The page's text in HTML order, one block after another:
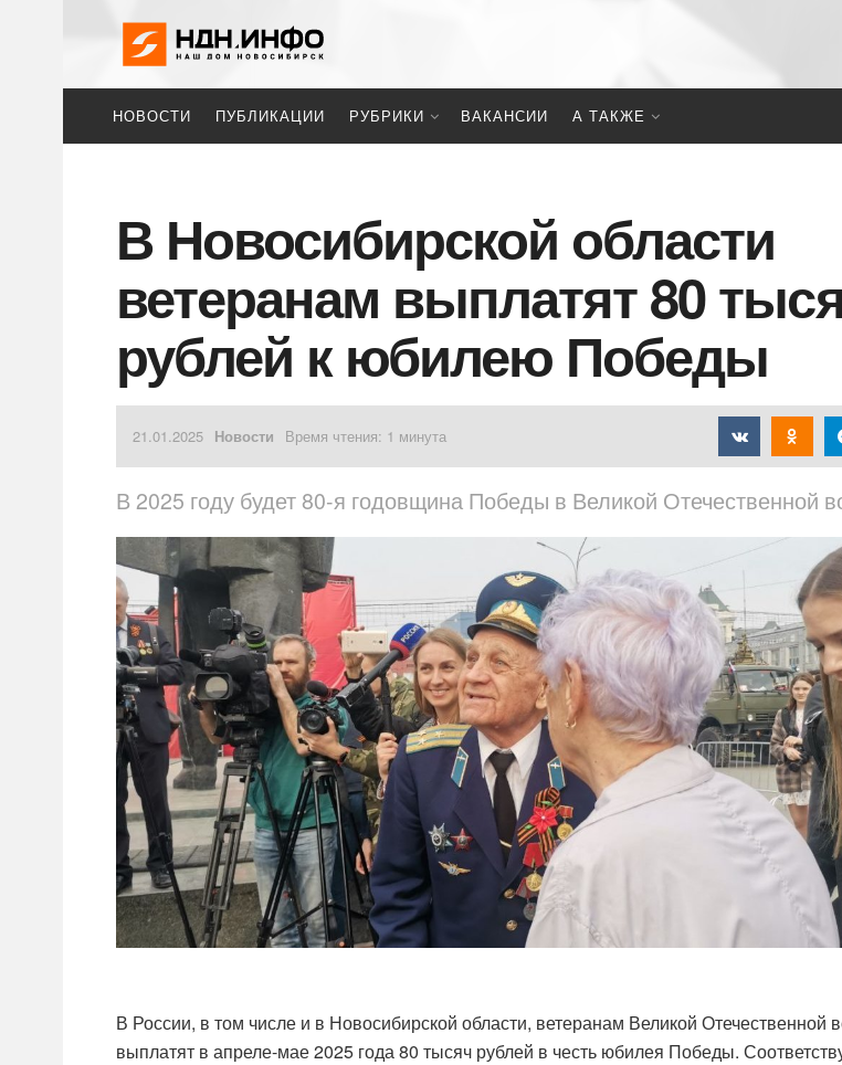
НОВОСТИ ПУБЛИКАЦИИ РУБРИКИ ВАКАНСИИ А ТАКЖЕ
В Новосибирской области
ветеранам выплатят 80
рублей к юбилею Победы
21.01.2025 Новости Время чтения: 1 минута
В 2025 году будет 80-я годовщина Победы в Великой Отечественной
В России, в том числе и в Новосибирской области, ветеранам Великой Отечественной
выплатят в апреле-мае 2025 года 80 тысяч рублей в честь юбилея Победы.